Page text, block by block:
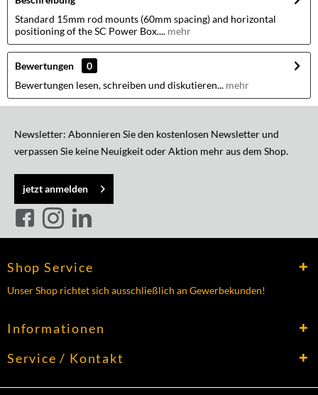
Standard 15mm rod mounts (60mm spacing) and horizontal
positioning of the SC Power Box.... mehr
Bewertungen
0
Bewertungen lesen, schreiben und diskutieren... mehr
Newsletter: Abonnieren Sie den kostenlosen Newsletter und
verpassen Sie keine Neuigkeit oder Aktion mehr aus dem Shop.
jetzt anmelden
Shop Service
Unser Shop richtet sich ausschließlich an Gewerbekunden!
Informationen
Service / Kontakt